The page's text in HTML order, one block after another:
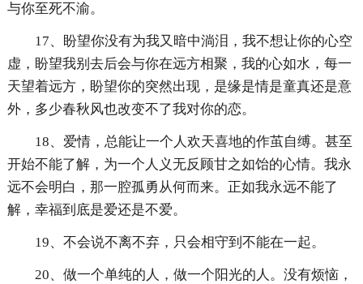
与你至死不渝。
17、盼望你没有为我又暗中淌泪，我不想让你的心空
虚，盼望我别去后会与你在远方相聚，我的心如水，每一
天望着远方，盼望你的突然出现，是缘是情是童真还是意
外，多少春秋风也改变不了我对你的恋。
18、爱情，总能让一个人欢天喜地的作茧自缚。甚至
开始不能了解，为一个人义无反顾甘之如饴的心情。我永
远不会明白，那一腔孤勇从何而来。正如我永远不能了
解，幸福到底是爱还是不爱。
19、不会说不离不弃，只会相守到不能在一起。
20、做一个单纯的人，做一个阳光的人。没有烦恼，